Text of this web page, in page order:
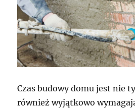
Czas budowy domu jest nie
również wyjątkowo